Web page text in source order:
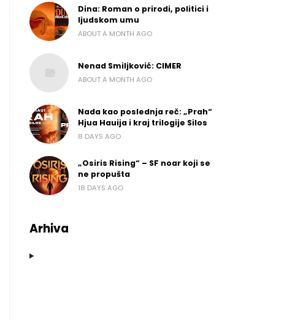
Dina: Roman o prirodi, politici i
ljudskom umu
ABOUT A MONTH AGO
Nenad Smiljković: CIMER
ABOUT A MONTH AGO
Nada kao poslednja reč: „Prah“
Hjua Hauija i kraj trilogije Silos
8 DAYS AGO
„Osiris Rising“ – SF noar koji se
ne propušta
18 DAYS AGO
Arhiva